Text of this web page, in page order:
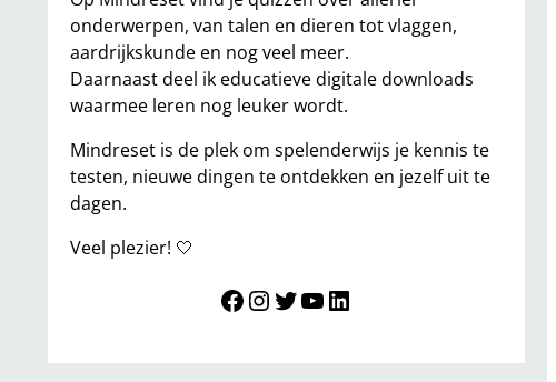
onderwerpen, van talen en dieren tot vlaggen,
aardrijkskunde en nog veel meer.
Daarnaast deel ik educatieve digitale downloads
waarmee leren nog leuker wordt.
Mindreset is de plek om spelenderwijs je kennis te
testen, nieuwe dingen te ontdekken en jezelf uit te
dagen.
Veel plezier! 🤍
Mindreset InstagramTwitter YouTube LinkedIn